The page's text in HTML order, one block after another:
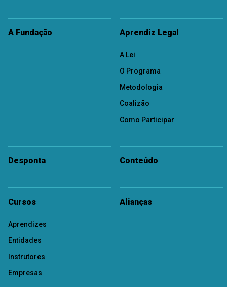
A Fundação Aprendiz Legal
A Lei
O Programa
Metodologia
Coalizão
Como Participar
Desponta Conteúdo
Cursos
Aprendizes
Entidades
Instrutores
Empresas
Alianças